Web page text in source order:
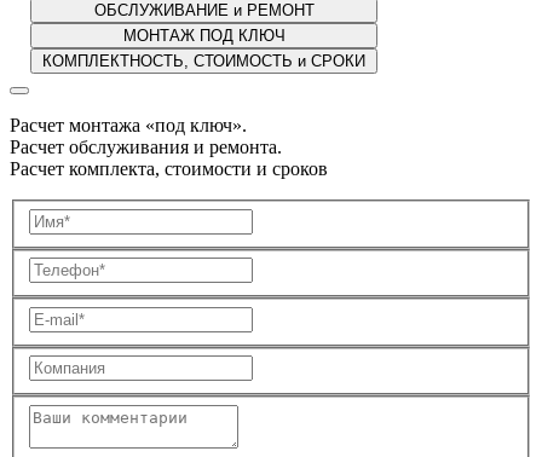
Расчет монтажа «под ключ».
Расчет обслуживания и ремонта.
Расчет комплекта, стоимости и сроков